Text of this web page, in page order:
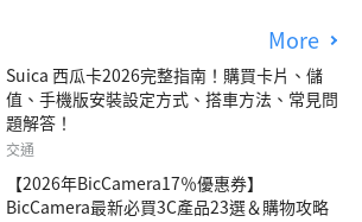
More
Suica 西瓜卡2026完整指南！購買卡片、儲
值、手機版安裝設定方式、搭車方法、常見問
題解答！
交通
【2026年BicCamera17％優惠券】
BicCamera最新必買3C產品23選＆購物攻略